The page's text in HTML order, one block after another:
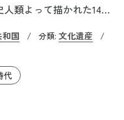
類よって描かれた14万
儀式の様子など様々
時代のものもありま
約8,000年にわたって描
ています。
国 / 分類: 文化遺産
/
代